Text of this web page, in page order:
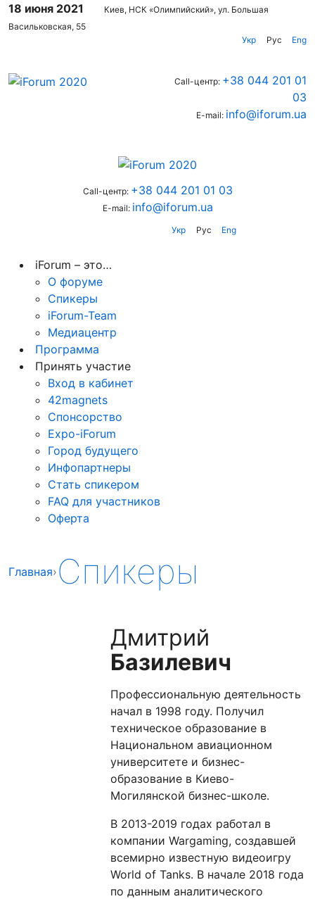
18 июня 2021
Киев, НСК «Олимпийский», ул. Большая
Васильковская, 55
Укр
Рус Eng
Call-центр: +38 044 201 01
03
E-mail: info@iforum.ua
Call-центр: +38 044 201 01 03
E-mail: info@iforum.ua
Укр Рус Eng
iForum – это…
О форуме
Спикеры
iForum-Team
Медиацентр
Программа
Принять участие
Вход в кабинет
42magnets
Спонсорство
Expo-iForum
Город будущего
Инфопартнеры
Стать спикером
FAQ для участников
Оферта
Главная› Спикеры
Дмитрий
Базилевич
Профессиональную деятельность
начал в 1998 году. Получил
техническое образование в
Национальном авиационном
университете и бизнес-
образование в Киево-
Могилянской бизнес-школе.
В 2013-2019 годах работал в
компании Wargaming, создавшей
всемирно известную видеоигру
World of Tanks. В начале 2018 года
по данным аналитического